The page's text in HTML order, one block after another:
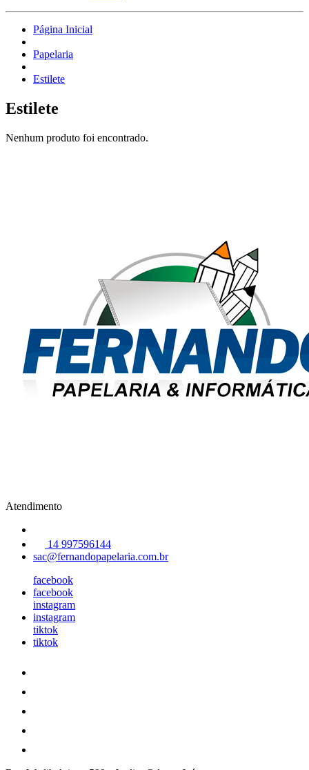
Página Inicial
Papelaria
Estilete
Estilete
Nenhum produto foi encontrado.
Atendimento
14 997596144
sac@fernandopapelaria.com.br
facebook
facebook
instagram
instagram
tiktok
tiktok